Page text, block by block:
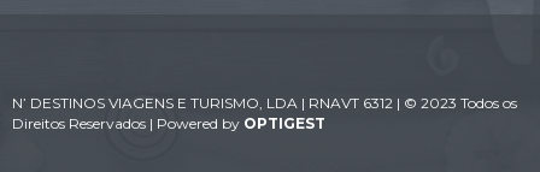
N’ DESTINOS VIAGENS E TURISMO, LDA | RNAVT 6312 | © 2023 Todos os
Direitos Reservados | Powered by OPTIGEST